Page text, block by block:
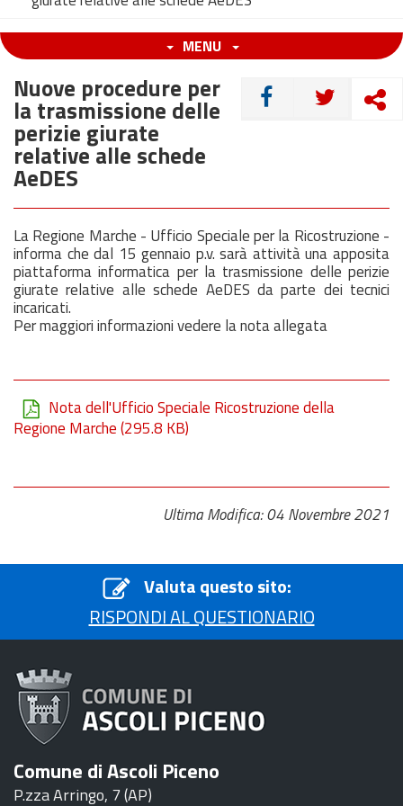
MENU
CONDIVIDI
Nuove procedure per
la trasmissione delle
perizie giurate
relative alle schede
AeDES
La Regione Marche - Ufficio Speciale per la Ricostruzione -
informa che dal 15 gennaio p.v. sarà attività una apposita
piattaforma informatica per la trasmissione delle perizie
giurate relative alle schede AeDES da parte dei tecnici
incaricati.
Per maggiori informazioni vedere la nota allegata
Nota dell'Ufficio Speciale Ricostruzione della
Regione Marche(295.8 KB)
Ultima Modifica: 04 Novembre 2021
Valuta questo sito:
RISPONDI AL QUESTIONARIO
Comune di Ascoli Piceno
P.zza Arringo, 7 (AP)